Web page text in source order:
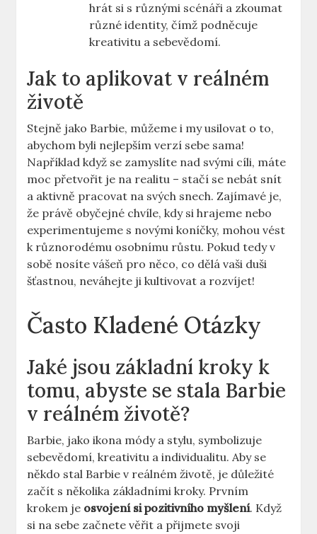
hrát si s různými scénáři a zkoumat
různé identity, čímž podněcuje
kreativitu a sebevědomí.
Jak to aplikovat v reálném
životě
Stejně jako Barbie, můžeme i my usilovat o to,
abychom byli nejlepším verzí sebe sama!
Například když se zamyslíte nad svými cíli, máte
moc přetvořit je na realitu – stačí se nebát snít
a aktivně pracovat na svých snech. Zajímavé je,
že právě obyčejné chvíle, kdy si hrajeme nebo
experimentujeme s novými koníčky, mohou vést
k různorodému osobnímu růstu. Pokud tedy v
sobě nosíte vášeň pro něco, co dělá vaši duši
šťastnou, neváhejte ji kultivovat a rozvíjet!
Často Kladené Otázky
Jaké jsou základní kroky k
tomu, abyste se stala Barbie
v reálném životě?
Barbie, jako ikona módy a stylu, symbolizuje
sebevědomí, kreativitu a individualitu. Aby se
někdo stal Barbie v reálném životě, je důležité
začít s několika základními kroky. Prvním
krokem je osvojení si pozitivního myšlení. Když
si na sebe začnete věřit a přijmete svoji